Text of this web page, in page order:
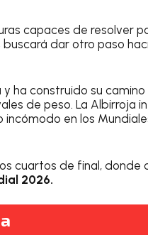
capaces de resolver
buscará dar otro paso
y ha construido su
de peso. La Albirroja
en los
cuartos de final, donde
2026.